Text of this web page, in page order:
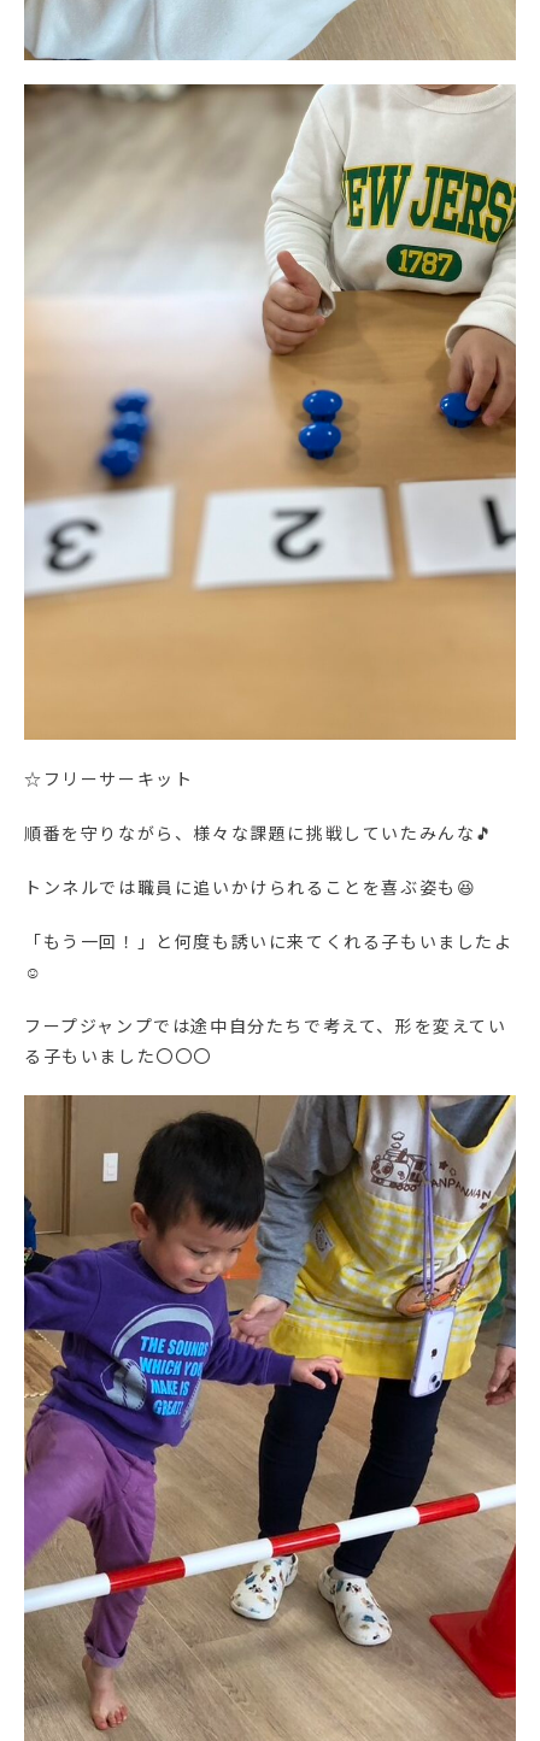
☆フリーサーキット
順番を守りながら、様々な課題に挑戦していたみんな🎵
トンネルでは職員に追いかけられることを喜ぶ姿も😆
「もう一回！」と何度も誘いに来てくれる子もいましたよ
☺
フープジャンプでは途中自分たちで考えて、形を変えてい
る子もいました〇〇〇